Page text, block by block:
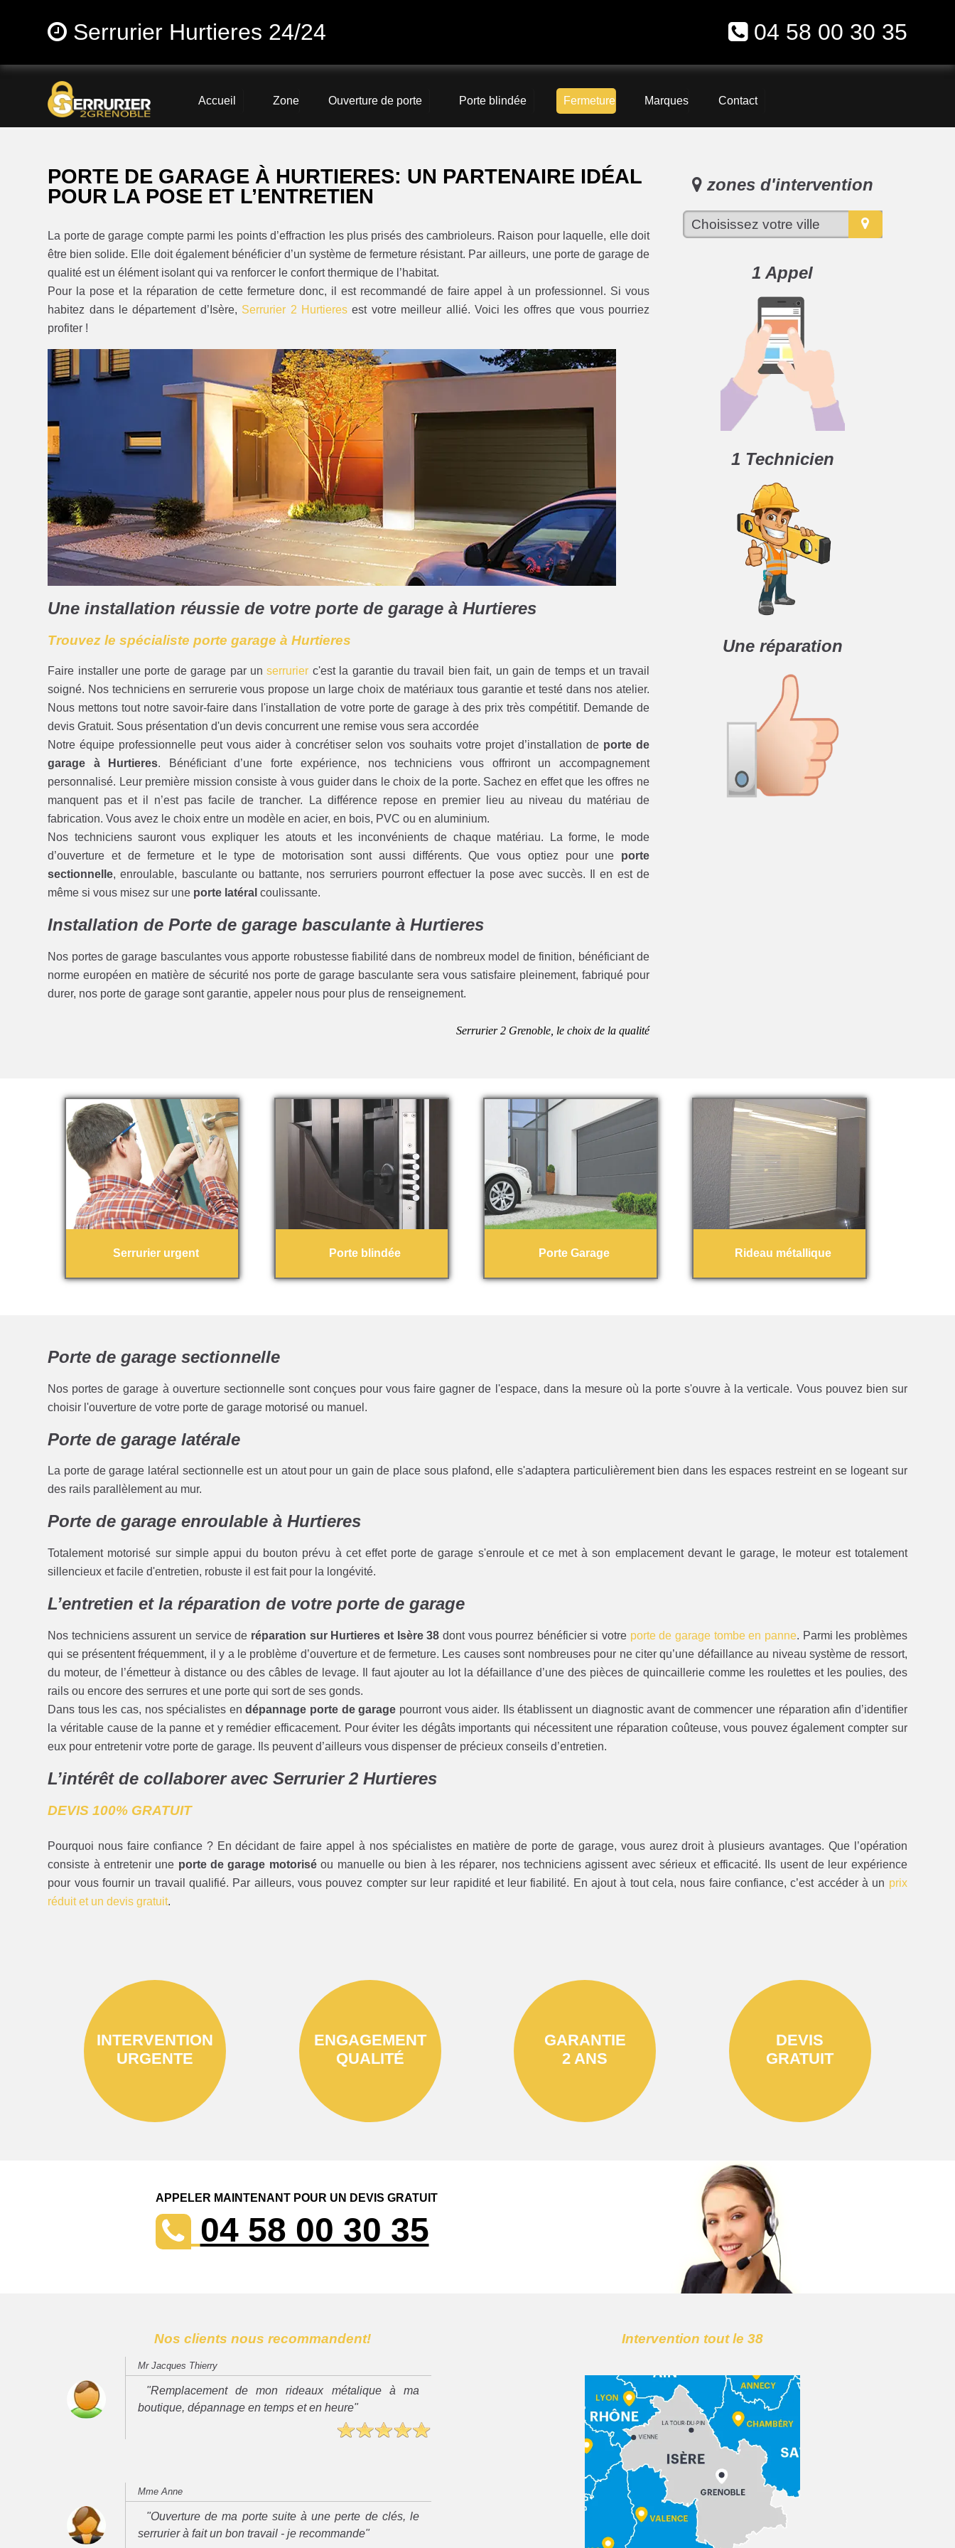
Serrurier Hurtieres 24/24 04 58 00 30 35
Accueil Zone Ouverture de porte Porte blindée Fermeture Marques Contact
PORTE DE GARAGE À HURTIERES: UN PARTENAIRE IDÉAL
POUR LA POSE ET L’ENTRETIEN
La porte de garage compte parmi les points d’effraction les plus prisés des cambrioleurs. Raison pour laquelle, elle doit
être bien solide. Elle doit également bénéficier d’un système de fermeture résistant. Par ailleurs, une porte de garage de
qualité est un élément isolant qui va renforcer le confort thermique de l’habitat.
Pour la pose et la réparation de cette fermeture donc, il est recommandé de faire appel à un professionnel. Si vous
habitez dans le département d’Isère, Serrurier 2 Hurtieresest votre meilleur allié. Voici les offres que vous pourriez
profiter !
Une installation réussie de votre porte de garage à Hurtieres
Trouvez le spécialiste porte garage à Hurtieres
Faire installer une porte de garage par unserrurier c'est la garantie du travail bien fait, un gain de temps et un travail
soigné. Nos techniciens en serrurerie vous propose un large choix de matériaux tous garantie et testé dans nos atelier.
Nous mettons tout notre savoir-faire dans l'installation de votre porte de garage à des prix très compétitif. Demande de
devis Gratuit. Sous présentation d'un devis concurrent une remise vous sera accordée
Notre équipe professionnelle peut vous aider à concrétiser selon vos souhaits votre projet d’installation de porte de
garage à Hurtieres. Bénéficiant d’une forte expérience, nos techniciens vous offriront un accompagnement
personnalisé. Leur première mission consiste à vous guider dans le choix de la porte. Sachez en effet que les offres ne
manquent pas et il n’est pas facile de trancher. La différence repose en premier lieu au niveau du matériau de
fabrication. Vous avez le choix entre un modèle en acier, en bois, PVC ou en aluminium.
Nos techniciens sauront vous expliquer les atouts et les inconvénients de chaque matériau. La forme, le mode
d’ouverture et de fermeture et le type de motorisation sont aussi différents. Que vous optiez pour une porte
sectionnelle, enroulable, basculante ou battante, nos serruriers pourront effectuer la pose avec succès. Il en est de
même si vous misez sur une porte latéral coulissante.
Installation de Porte de garage basculante à Hurtieres
Nos portes de garage basculantes vous apporte robustesse fiabilité dans de nombreux model de finition, bénéficiant de
norme européen en matière de sécurité nos porte de garage basculante sera vous satisfaire pleinement, fabriqué pour
durer, nos porte de garage sont garantie, appeler nous pour plus de renseignement.
Serrurier 2 Grenoble, le choix de la qualité
zones d'intervention
1 Appel
1 Technicien
Une réparation
Serrurier urgent Porte blindée Porte Garage Rideau métallique
Porte de garage sectionnelle
Nos portes de garage à ouverture sectionnelle sont conçues pour vous faire gagner de l'espace, dans la mesure où la porte s'ouvre à la verticale. Vous pouvez bien sur
choisir l'ouverture de votre porte de garage motorisé ou manuel.
Porte de garage latérale
La porte de garage latéral sectionnelle est un atout pour un gain de place sous plafond, elle s'adaptera particulièrement bien dans les espaces restreint en se logeant sur
des rails parallèlement au mur.
Porte de garage enroulable à Hurtieres
Totalement motorisé sur simple appui du bouton prévu à cet effet porte de garage s'enroule et ce met à son emplacement devant le garage, le moteur est totalement
sillencieux et facile d'entretien, robuste il est fait pour la longévité.
L’entretien et la réparation de votre porte de garage
Nos techniciens assurent un service de réparation sur Hurtieres et Isère 38 dont vous pourrez bénéficier si votre porte de garage tombe en panne. Parmi les problèmes
qui se présentent fréquemment, il y a le problème d’ouverture et de fermeture. Les causes sont nombreuses pour ne citer qu’une défaillance au niveau système de ressort,
du moteur, de l’émetteur à distance ou des câbles de levage. Il faut ajouter au lot la défaillance d’une des pièces de quincaillerie comme les roulettes et les poulies, des
rails ou encore des serrures et une porte qui sort de ses gonds.
Dans tous les cas, nos spécialistes endépannage porte de garage pourront vous aider. Ils établissent un diagnostic avant de commencer une réparation afin d’identifier
la véritable cause de la panne et y remédier efficacement. Pour éviter les dégâts importants qui nécessitent une réparation coûteuse, vous pouvez également compter sur
eux pour entretenir votre porte de garage. Ils peuvent d’ailleurs vous dispenser de précieux conseils d’entretien.
L’intérêt de collaborer avec Serrurier 2 Hurtieres
DEVIS 100% GRATUIT
Pourquoi nous faire confiance ? En décidant de faire appel à nos spécialistes en matière de porte de garage, vous aurez droit à plusieurs avantages. Que l’opération
consiste à entretenir une porte de garage motoriséou manuelle ou bien à les réparer, nos techniciens agissent avec sérieux et efficacité. Ils usent de leur expérience
pour vous fournir un travail qualifié. Par ailleurs, vous pouvez compter sur leur rapidité et leur fiabilité. En ajout à tout cela, nous faire confiance, c’est accéder à un prix
réduit et un devis gratuit.
INTERVENTION
URGENTE
ENGAGEMENT
QUALITÉ
GARANTIE
2 ANS
DEVIS
GRATUIT
APPELER MAINTENANT POUR UN DEVIS GRATUIT
04 58 00 30 35
Nos clients nous recommandent!
Mr Jacques Thierry
"Remplacement de mon rideaux métalique à ma
boutique, dépannage en temps et en heure"
Mme Anne
"Ouverture de ma porte suite à une perte de clés, le
serrurier à fait un bon travail - je recommande"
Intervention tout le 38